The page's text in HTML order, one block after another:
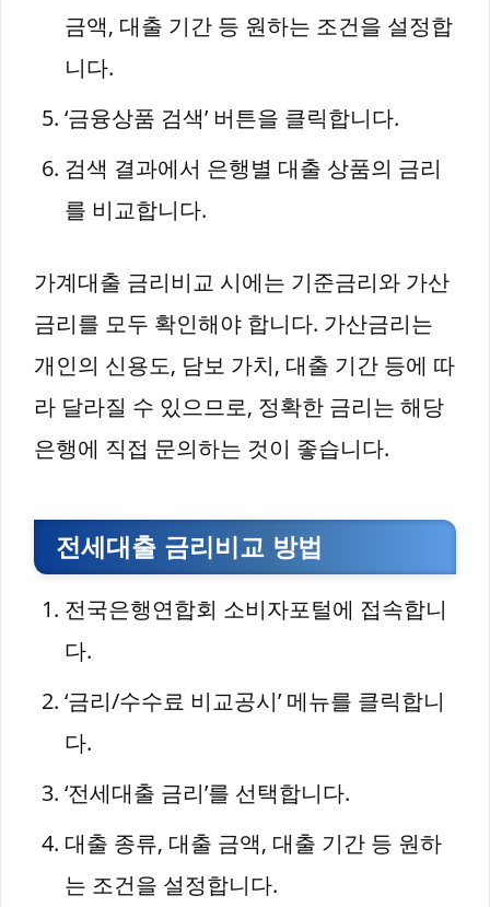
금액, 대출 기간 등 원하는 조건을 설정합
니다.
‘금융상품 검색’ 버튼을 클릭합니다.
검색 결과에서 은행별 대출 상품의 금리
를 비교합니다.
가계대출 금리비교 시에는 기준금리와 가산
금리를 모두 확인해야 합니다. 가산금리는
개인의 신용도, 담보 가치, 대출 기간 등에 따
라 달라질 수 있으므로, 정확한 금리는 해당
은행에 직접 문의하는 것이 좋습니다.
전세대출 금리비교 방법
전국은행연합회 소비자포털에 접속합니
다.
‘금리/수수료 비교공시’ 메뉴를 클릭합니
다.
‘전세대출 금리’를 선택합니다.
대출 종류, 대출 금액, 대출 기간 등 원하
는 조건을 설정합니다.